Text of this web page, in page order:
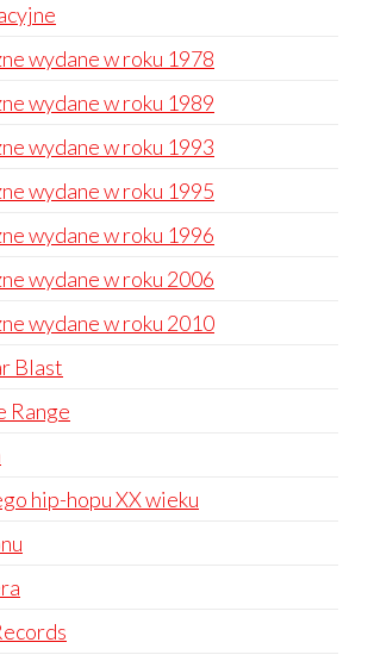
wydane w roku 1978
wydane w roku 1989
wydane w roku 1993
wydane w roku 1995
wydane w roku 1996
wydane w roku 2006
wydane w roku 2010
Blast
Range
hip-hopu XX wieku